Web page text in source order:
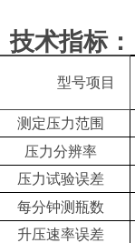
技术指标：
型号项目
测定压力范围
压力分辨率
压力试验误差
每分钟测瓶数
升压速率误差